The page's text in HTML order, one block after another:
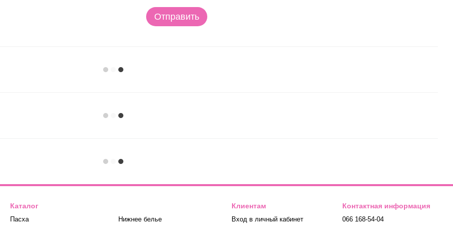
Отправить
Каталог
Пасха Нижнее белье
Клиентам
Вход в личный кабинет
Контактная информация
066 168-54-04